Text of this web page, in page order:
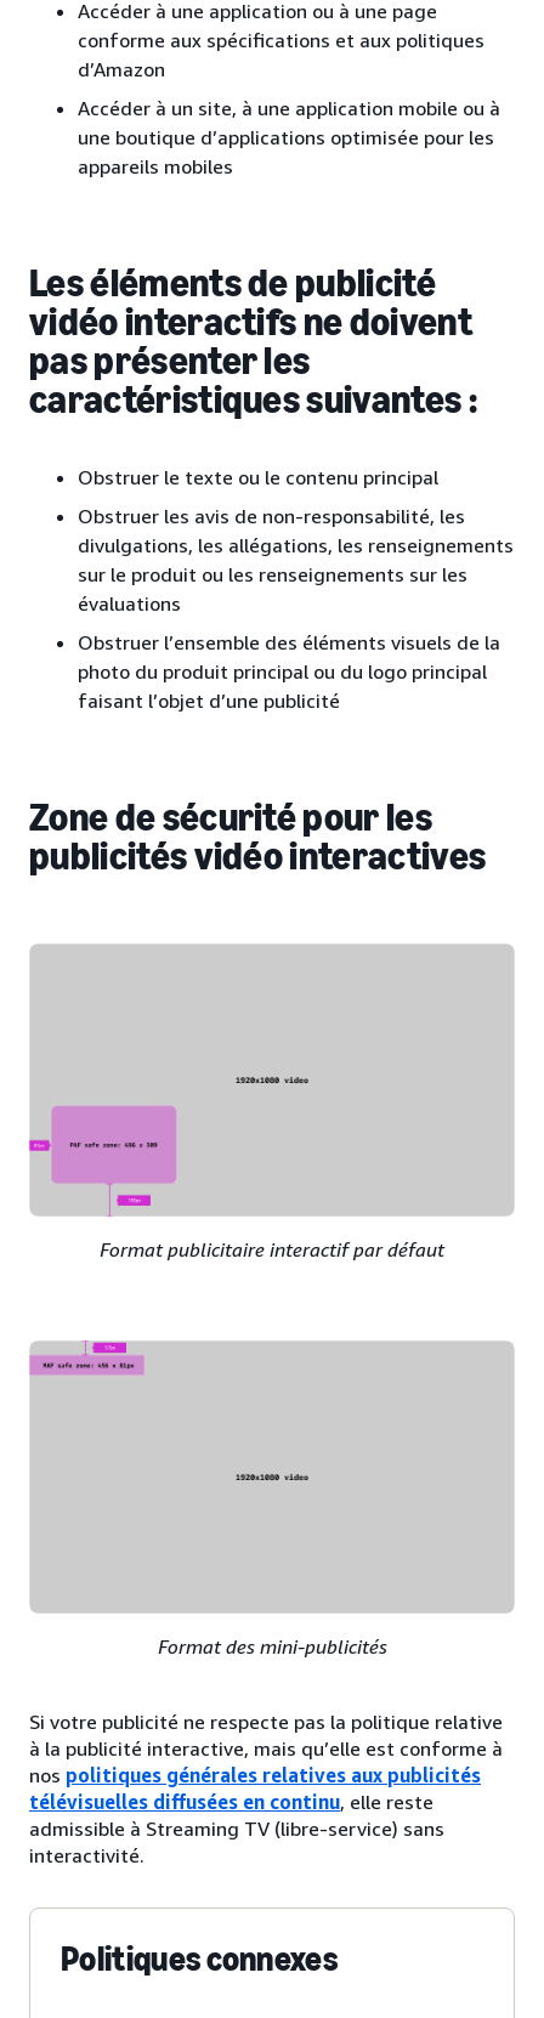
Accéder à une application ou à une page
conforme aux spécifications et aux politiques
d’Amazon
Accéder à un site, à une application mobile ou à
une boutique d’applications optimisée pour les
appareils mobiles
Les éléments de publicité
vidéo interactifs ne doivent
pas présenter les
caractéristiques suivantes :
Obstruer le texte ou le contenu principal
Obstruer les avis de non-responsabilité, les
divulgations, les allégations, les renseignements
sur le produit ou les renseignements sur les
évaluations
Obstruer l’ensemble des éléments visuels de la
photo du produit principal ou du logo principal
faisant l’objet d’une publicité
Zone de sécurité pour les
publicités vidéo interactives
Format publicitaire interactif par défaut
Format des mini-publicités
Si votre publicité ne respecte pas la politique relative
à la publicité interactive, mais qu’elle est conforme à
nos politiques générales relatives aux publicités
télévisuelles diffusées en continu, elle reste
admissible à Streaming TV (libre-service) sans
interactivité.
Politiques connexes